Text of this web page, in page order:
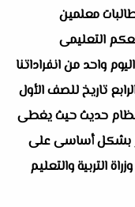
معلمين
التعليمى
واحد من انفراداتنا
تاريخ للصف الأول
سيد خالد نظام حديث حيث يغطى
بشكل أساسى على
التربية والتعليم